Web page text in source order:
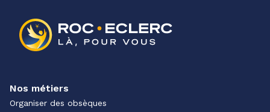
Nos métiers
Organiser des obsèques